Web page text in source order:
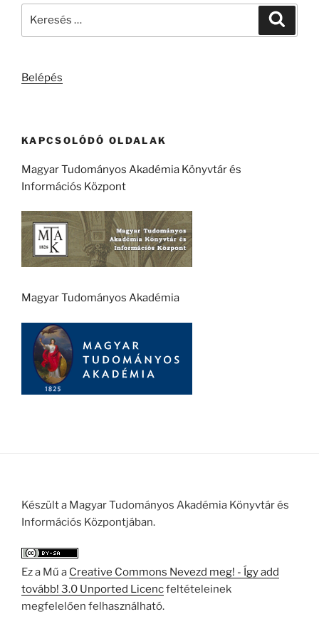
Belépés
KAPCSOLÓDÓ OLDALAK
Magyar Tudományos Akadémia Könyvtár és
Információs Központ
Magyar Tudományos Akadémia
Készült a Magyar Tudományos Akadémia Könyvtár és
Információs Központjában.
Ez a Mű a Creative Commons Nevezd meg! - Így add
tovább! 3.0 Unported Licencfeltételeinek
megfelelően felhasználható.